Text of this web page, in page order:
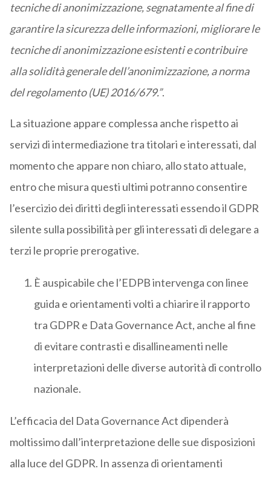
tecniche di anonimizzazione, segnatamente al fine di
garantire la sicurezza delle informazioni, migliorare le
tecniche di anonimizzazione esistenti e contribuire
alla solidità generale dell’anonimizzazione, a norma
del regolamento (UE) 2016/679.”.
La situazione appare complessa anche rispetto ai
servizi di intermediazione tra titolari e interessati, dal
momento che appare non chiaro, allo stato attuale,
entro che misura questi ultimi potranno consentire
l’esercizio dei diritti degli interessati essendo il GDPR
silente sulla possibilità per gli interessati di delegare a
terzi le proprie prerogative.
È auspicabile che l’EDPB intervenga con linee
guida e orientamenti volti a chiarire il rapporto
tra GDPR e Data Governance Act, anche al fine
di evitare contrasti e disallineamenti nelle
interpretazioni delle diverse autorità di controllo
nazionale.
L’efficacia del Data Governance Act dipenderà
moltissimo dall’interpretazione delle sue disposizioni
alla luce del GDPR. In assenza di orientamenti